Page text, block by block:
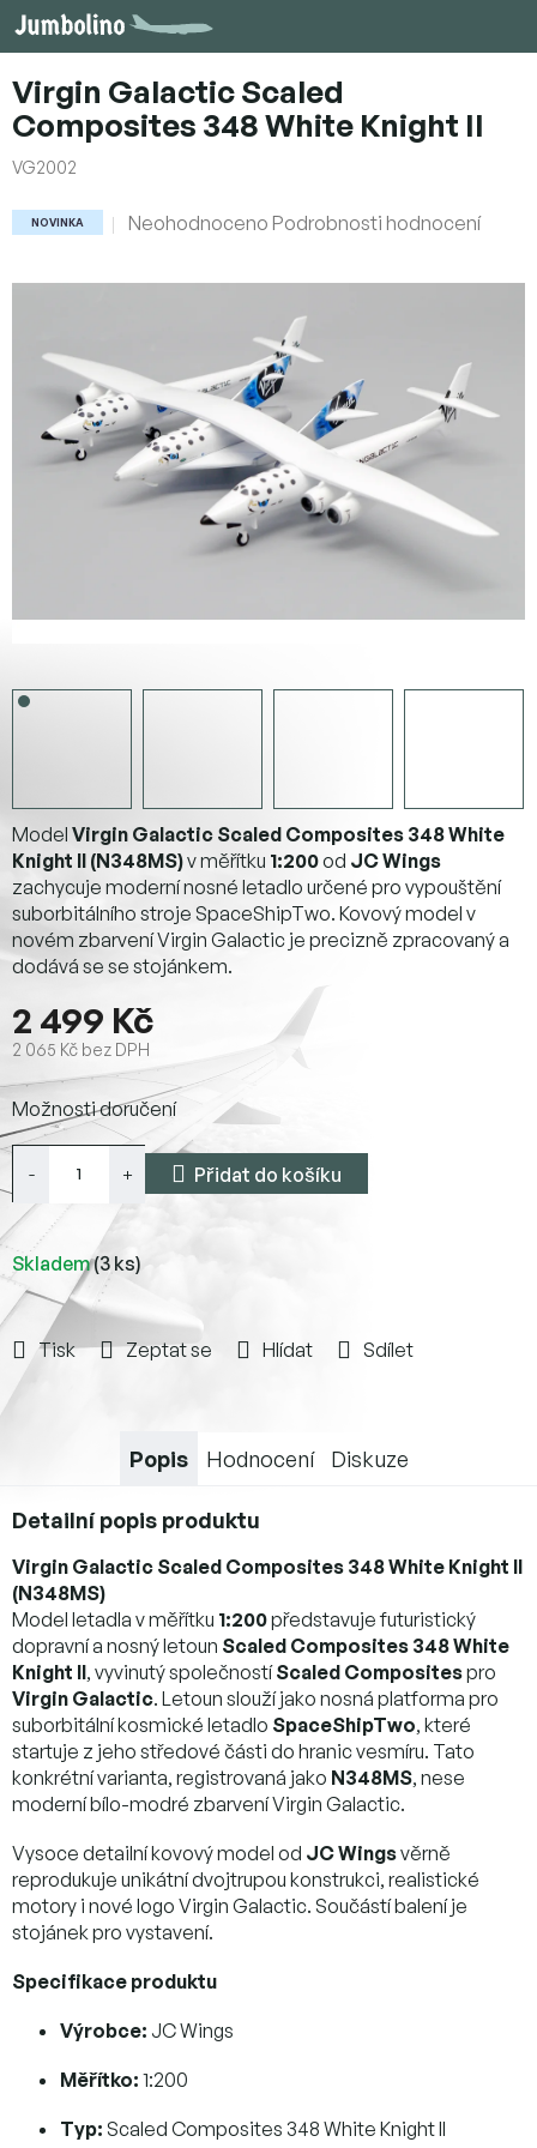
Přejít
na
Virgin Galactic Scaled
Composites 348 White Knight II
VG2002
NOVINKA
Průměrné
5
hvězdiček.
Neohodnoceno Podrobnosti hodnocení
2 499 Kč
2 065 Kč bez DPH
Měrná
cena:
Skladem(3 ks)
Možnosti doručení
Přidat do košíku
Model Virgin Galactic Scaled Composites 348 White
Knight II (N348MS)v měřítku 1:200od JC Wings
zachycuje moderní nosné letadlo určené pro vypouštění
suborbitálního stroje SpaceShipTwo. Kovový model v
novém zbarvení Virgin Galactic je precizně zpracovaný a
dodává se se stojánkem.
Tisk Zeptat se Hlídat Sdílet
Popis Hodnocení Diskuze
Detailní popis produktu
Virgin Galactic Scaled Composites 348 White Knight II
(N348MS)
Model letadla v měřítku 1:200představuje futuristický
dopravní a nosný letoun Scaled Composites 348 White
Knight II, vyvinutý společnostíScaled Compositespro
Virgin Galactic. Letoun slouží jako nosná platforma pro
suborbitální kosmické letadlo SpaceShipTwo, které
startuje z jeho středové části do hranic vesmíru. Tato
konkrétní varianta, registrovaná jako N348MS, nese
moderní bílo-modré zbarvení Virgin Galactic.
Vysoce detailní kovový model od JC Wingsvěrně
reprodukuje unikátní dvojtrupou konstrukci, realistické
motory i nové logo Virgin Galactic. Součástí balení je
stojánek pro vystavení.
Specifikace produktu
Výrobce: JC Wings
Měřítko: 1:200
Typ: Scaled Composites 348 White Knight II